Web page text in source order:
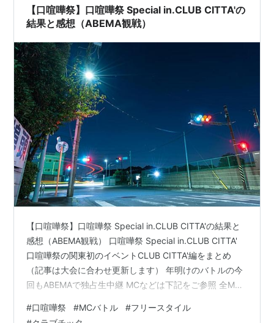
思います。 そんなバンドがクラブチッ…
【口喧嘩祭】口喧嘩祭 Special in.CLUB CITTA'の
結果と感想（ABEMA観戦）
【口喧嘩祭】口喧嘩祭 Special in.CLUB CITTA'の結果と
感想（ABEMA観戦） 口喧嘩祭 Special in.CLUB CITTA'
口喧嘩祭の関東初のイベントCLUB CITTA'編をまとめ
（記事は大会に合わせ更新します） 年明けのバトルの今
回もABEMAで独占生中継 MCなどは下記をご参照 全MC
ットリンク】https://t.co/iZzRvY6YL5MCBATTLE1
#口喧嘩祭 #MCバトル #フリースタイル